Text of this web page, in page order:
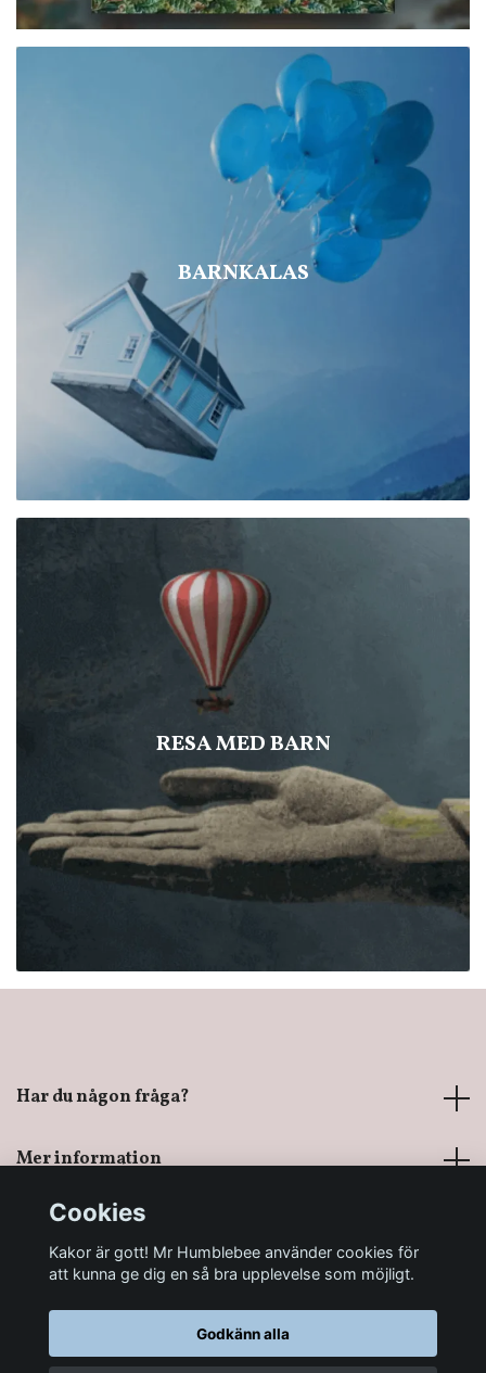
BARNKALAS
RESA MED BARN
Har du någon fråga?
Mer information
Sociala medier
Cookies
Kakor är gott! Mr Humblebee använder cookies för
att kunna ge dig en så bra upplevelse som möjligt.
Godkänn alla